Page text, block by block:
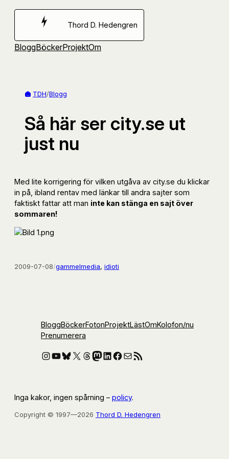
Hoppa
Thord D. Hedengren
BloggBöckerProjektOm
TDH/Blogg
Så här ser city.se ut
just nu
Med lite korrigering för vilken utgåva av city.se du klickar
in på, ibland rentav med länkar till andra sajter som
faktiskt fattar att man inte kan stänga en sajt över
sommaren!
2009-07-08/gammelmedia, idioti
BloggBöckerFotonProjektLästOmKolofon/nu
Prenumerera
Instagram
YouTube
Bluesky
X Threads
Mastodon
LinkedIn
Facebook
E-postRSS-flöde
Inga kakor, ingen spårning – policy.
Copyright © 1997—2026 Thord D. Hedengren